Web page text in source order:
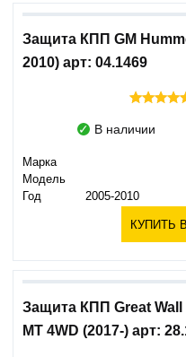
Защита КПП GM
2010) арт: 04.1469
В наличии
Марка
Модель
Год
2005-2010
КУПИТЬ
Защита КПП Great Wall
MT 4WD (2017-) арт: